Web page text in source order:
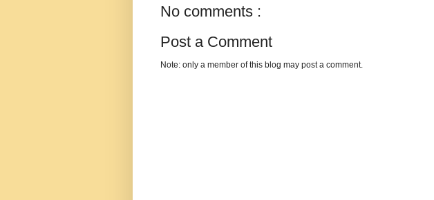
No comments :
Post a Comment
Note: only a member of this blog may post a comment.